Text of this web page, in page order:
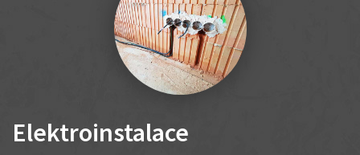
Elektroinstalace